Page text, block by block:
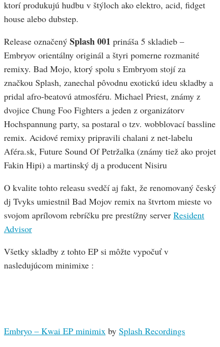
ktorí produkujú hudbu v štýloch ako elektro, acid, fidget
house alebo dubstep.
Release označený Splash 001 prináša 5 skladieb –
Embryov orientálny originál a štyri pomerne rozmanité
remixy. Bad Mojo, ktorý spolu s Embryom stojí za
značkou Splash, zanechal pôvodnu exotickú ideu skladby a
pridal afro-beatovú atmosféru. Michael Priest, známy z
dvojice Chung Foo Fighters a jeden z organizátorv
Hochspannung party, sa postaral o tzv. wobblovací bassline
remix. Acidové remixy pripravili chalani z net-labelu
Aféra.sk, Future Sound Of Petržalka (známy tiež ako projet
Fakin Hipi) a martinský dj a producent Nisiru
O kvalite tohto releasu svedčí aj fakt, že renomovaný český
dj Tvyks umiestnil Bad Mojov remix na štvrtom mieste vo
svojom aprílovom rebríčku pre prestížny server Resident
Advisor
Všetky skladby z tohto EP si môžte vypočuť v
nasledujúcom minimixe :
Embryo – Kwai EP minimix by Splash Recordings